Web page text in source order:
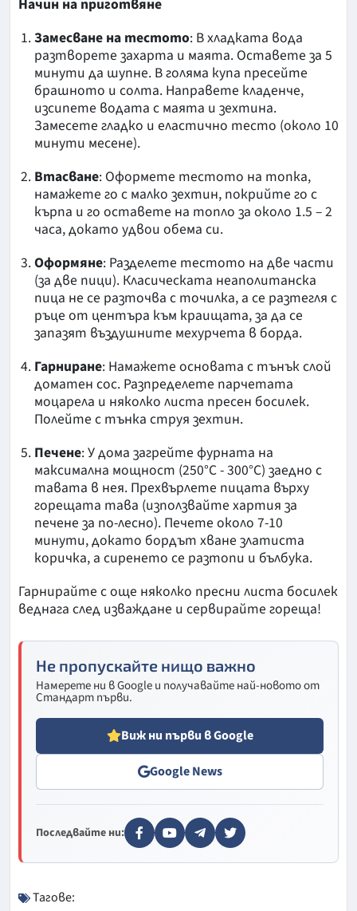
Начин на приготвяне
Замесване на тестото: В хладката вода
разтворете захарта и маята. Оставете за 5
минути да шупне. В голяма купа пресейте
брашното и солта. Направете кладенче,
изсипете водата с маята и зехтина.
Замесете гладко и еластично тесто (около 10
минути месене).
Втасване: Оформете тестото на топка,
намажете го с малко зехтин, покрийте го с
кърпа и го оставете на топло за около 1.5 – 2
часа, докато удвои обема си.
Оформяне: Разделете тестото на две части
(за две пици). Класическата неаполитанска
пица не се разточва с точилка, а се разтегля с
ръце от центъра към краищата, за да се
запазят въздушните мехурчета в борда.
Гарниране: Намажете основата с тънък слой
доматен сос. Разпределете парчетата
моцарела и няколко листа пресен босилек.
Полейте с тънка струя зехтин.
Печене: У дома загрейте фурната на
максимална мощност (250°C - 300°C) заедно с
тавата в нея. Прехвърлете пицата върху
горещата тава (използвайте хартия за
печене за по-лесно). Печете около 7-10
минути, докато бордът хване златиста
коричка, а сиренето се разтопи и бълбука.
Гарнирайте с още няколко пресни листа босилек
веднага след изваждане и сервирайте гореща!
Не пропускайте нищо важно
Намерете ни в Google и получавайте най-новото от
Стандарт първи.
Виж ни първи в Google
Google News
Последвайте ни:
Тагове: